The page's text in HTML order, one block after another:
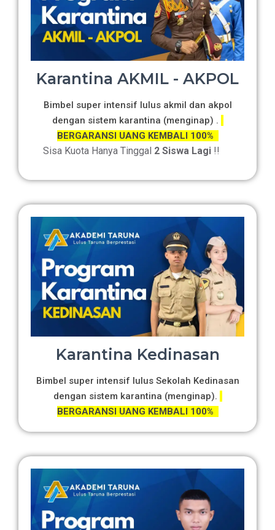
Karantina AKMIL - AKPOL
Bimbel super intensif lulus akmil dan akpol
dengan sistem karantina (menginap) .
BERGARANSI UANG KEMBALI 100%
Sisa Kuota Hanya Tinggal 2 Siswa Lagi !!
Karantina Kedinasan
Bimbel super intensif lulus Sekolah Kedinasan
dengan sistem karantina (menginap).
BERGARANSI UANG KEMBALI 100%